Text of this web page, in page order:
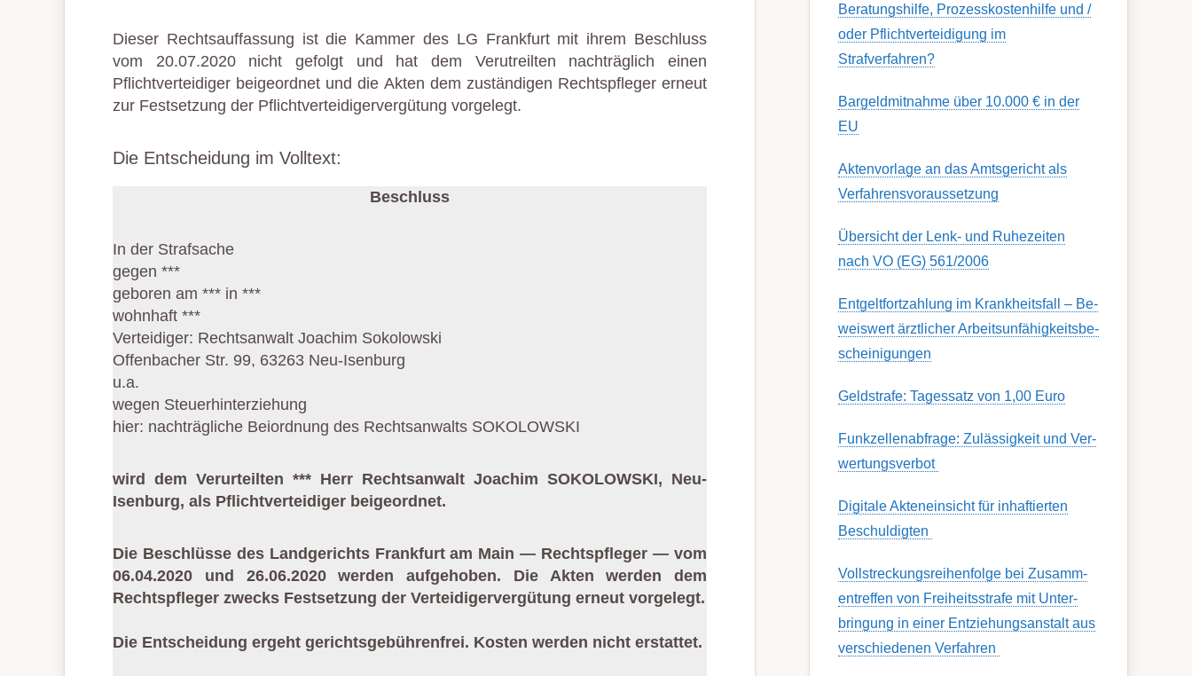
Dieser Rechtsauffassung ist die Kammer des LG Frankfurt mit ihrem Beschluss
vom 20.07.2020 nicht gefolgt und hat dem Verutreilten nachträglich einen
Pflichtverteidiger beigeordnet und die Akten dem zuständigen Rechtspfleger erneut
zur Festsetzung der Pflichtverteidigervergütung vorgelegt.
Die Entscheidung im Volltext:
Beschluss
In der Strafsache
gegen ***
geboren am *** in ***
wohnhaft ***
Verteidiger: Rechtsanwalt Joachim Sokolowski
Offenbacher Str. 99, 63263 Neu-Isenburg
u.a.
wegen Steuerhinterziehung
hier: nachträgliche Beiordnung des Rechtsanwalts SOKOLOWSKI
wird dem Verurteilten *** Herr Rechtsanwalt Joachim SOKOLOWSKI, Neu-
Isenburg, als Pflichtverteidiger beigeordnet.
Die Beschlüsse des Landgerichts Frankfurt am Main — Rechtspfleger — vom
06.04.2020 und 26.06.2020 werden aufgehoben.
Die Akten werden dem
Rechtspfleger zwecks Festsetzung der Verteidigervergütung erneut vorgelegt.
Die Entscheidung ergeht gerichtsgebührenfrei. Kosten werden nicht erstattet.
Berat­ungs­hil­fe, Pro­zess­kost­en­hilfe und /
oder Pflicht­ver­teidig­ung im
Strafverfahren?
Bargeldmitnahme über 10.000 € in der
EU
Aktenvorlage an das Amtsgericht als
Verfahrensvoraussetzung
Übersicht der Lenk- und Ruhezeiten
nach VO (EG) 561/2006
Ent­gelt­fort­zahl­ung im Krank­heits­fall – Be­
weis­wert ärzt­lich­er Ar­beits­un­fähig­keits­be­
schein­igung­en
Geldstrafe: Tagessatz von 1,00 Euro
Funk­zell­en­ab­fra­ge: Zu­lässig­keit und Ver­
wert­ungs­ver­bot
Digitale Akteneinsicht für inhaftierten
Beschuldigten
Voll­streckungs­­­reihenfolge bei Zusamm­­
en­treffen von Frei­heits­strafe mit Unter­
bring­ung in einer Ent­ziehungs­anstalt aus
ver­schied­enen Ver­fahren